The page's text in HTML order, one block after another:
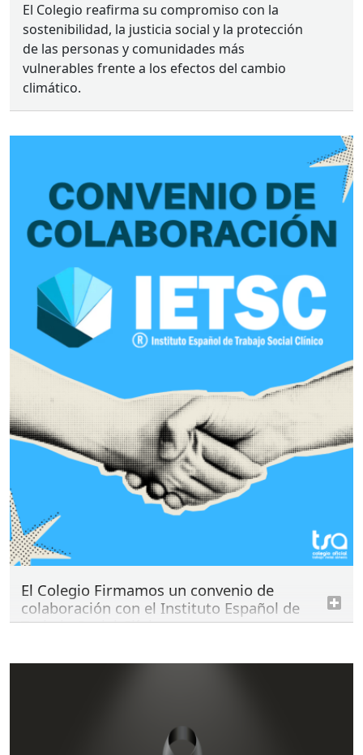
El Colegio reafirma su compromiso con la
sostenibilidad, la justicia social y la protección
de las personas y comunidades más
vulnerables frente a los efectos del cambio
climático.
El Colegio Firmamos un convenio de
colaboración con el Instituto Español de
Trabajo Social Clínico
especializada en Trabajo Social Clínico, reforzando